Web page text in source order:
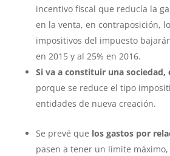
incentivo fiscal que reducía la
en la venta, en contraposición,
impositivos del impuesto
en 2015 y al 25% en 2016.
Si va a constituir una sociedad,
porque se reduce el tipo
entidades de nueva creación.
Se prevé que los gastos por
pasen a tener un límite